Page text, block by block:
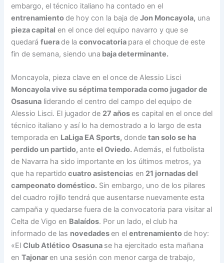
embargo, el técnico italiano ha contado en el
entrenamientode hoy con la baja deJon Moncayola, una
pieza capital en el once del equipo navarro y que se
quedaráfuerade laconvocatoria para el choque de este
fin de semana, siendo una baja determinante.
Moncayola, pieza clave en el once de Alessio Lisci
Moncayola vive su séptima temporada como jugador de
Osasuna liderando el centro del campo del equipo de
Alessio Lisci. El jugador de 27 añoses capital en el once del
técnico italiano y así lo ha demostrado a lo largo de esta
temporada en LaLiga EA Sports, dondetan solo se ha
perdido un partido,anteel Oviedo.Además, el futbolista
de Navarra ha sido importante en los últimos metros, ya
que ha repartido cuatro asistencias en 21 jornadas del
campeonato doméstico. Sin embargo, uno de los pilares
del cuadro rojillo tendrá que ausentarse nuevamente esta
campaña y quedarse fuera de la convocatoria para visitar al
Celta de Vigo en Balaídos. Por un lado, el club ha
informado de las novedadesen elentrenamientode hoy:
«ElClub Atlético Osasuna se ha ejercitado esta mañana
enTajonaren una sesión con menor carga de trabajo,